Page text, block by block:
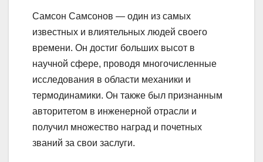
Самсон Самсонов — один из самых
известных и влиятельных людей своего
времени. Он достиг больших высот в
научной сфере, проводя многочисленные
исследования в области механики и
термодинамики. Он также был признанным
авторитетом в инженерной отрасли и
получил множество наград и почетных
званий за свои заслуги.